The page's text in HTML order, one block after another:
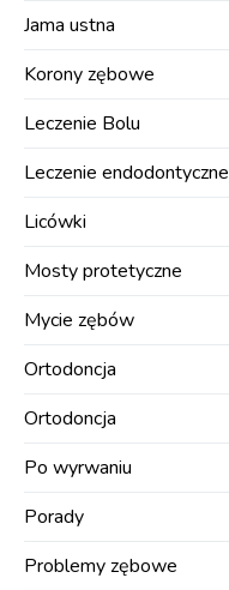
Jama ustna
Korony zębowe
Leczenie Bolu
Leczenie endodontyczne
Licówki
Mosty protetyczne
Mycie zębów
Ortodoncja
Ortodoncja
Po wyrwaniu
Porady
Problemy zębowe